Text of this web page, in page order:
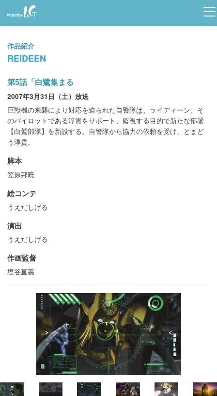
Prod
uctio
n I.G
作品紹介
REIDEEN
第5話「白鷺集まる
2007年3月31日（土）放送
巨獣機の来襲により対応を迫られた自警隊は、ライディーン、そ
のパイロットである淳貴をサポート、監視する目的で新たな部署
【白鷲部隊】を新設する。自警隊から協力の依頼を受け、とまど
う淳貴。
脚本
笠原邦暁
絵コンテ
うえだしげる
演出
うえだしげる
作画監督
塩谷直義